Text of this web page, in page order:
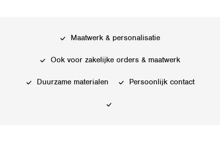
optie
kan
worden
Maatwerk & personalisatie
Ook voor zakelijke orders & maatwerk
Duurzame materialen Persoonlijk contact